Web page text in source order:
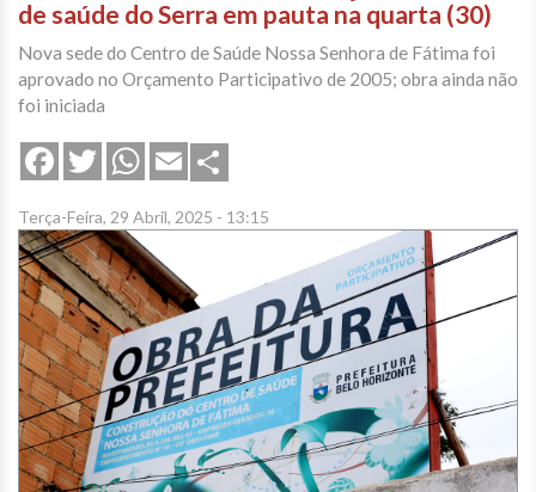
de saúde do Serra em pauta na quarta (30)
Nova sede do Centro de Saúde Nossa Senhora de Fátima foi
aprovado no Orçamento Participativo de 2005; obra ainda não
foi iniciada
FacebookTwitterWhatsApp
Email
Terça-Feira, 29 Abril, 2025 - 13:15